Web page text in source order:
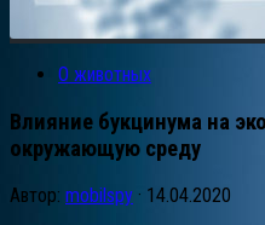
О животных
Влияние букцинума на
окружающую среду
Автор: mobilspy · 14.04.2020